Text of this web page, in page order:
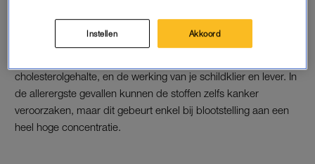
cholesterolgehalte, en de werking van je schildklier en lever. In
de allerergste gevallen kunnen de stoffen zelfs kanker
veroorzaken, maar dit gebeurt enkel bij blootstelling aan een
heel hoge concentratie.
Instellen Akkoord